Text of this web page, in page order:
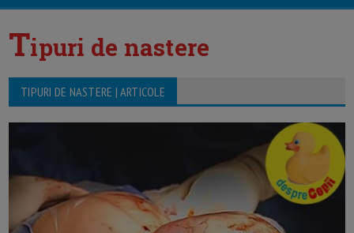
Tipuri de nastere
TIPURI DE NASTERE | ARTICOLE